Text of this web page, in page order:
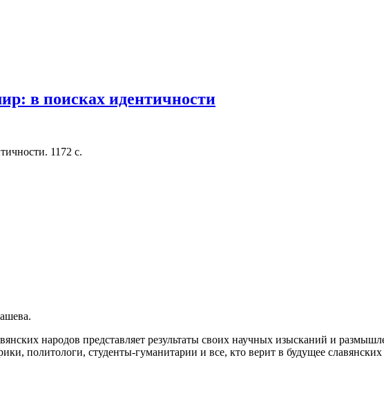
в поисках идентичности
1172 с.
народов представляет результаты своих научных изысканий и
политологи, студенты-гуманитарии и все, кто верит в будущее